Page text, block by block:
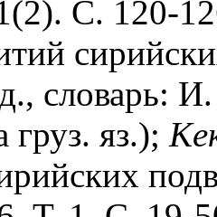
С. 120-
словарь:
яз.);